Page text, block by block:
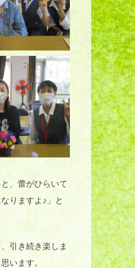
と、蕾がひらいて
りますよ♪」と
引き続き楽しま
います。